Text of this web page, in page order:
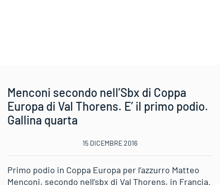
Menconi secondo nell’Sbx di Coppa
Europa di Val Thorens. E’ il primo podio.
Gallina quarta
15 DICEMBRE 2016
Primo podio in Coppa Europa per l’azzurro Matteo
Menconi, secondo nell’sbx di Val Thorens, in Francia.